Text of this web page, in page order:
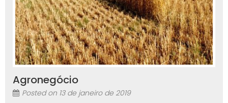
Agronegócio
Posted on 13 de janeiro de 2019